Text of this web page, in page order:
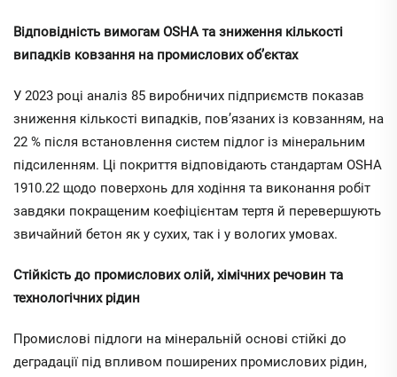
Відповідність вимогам OSHA та зниження кількості
випадків ковзання на промислових об’єктах
У 2023 році аналіз 85 виробничих підприємств показав
зниження кількості випадків, пов’язаних із ковзанням, на
22 % після встановлення систем підлог із мінеральним
підсиленням. Ці покриття відповідають стандартам OSHA
1910.22 щодо поверхонь для ходіння та виконання робіт
завдяки покращеним коефіцієнтам тертя й перевершують
звичайний бетон як у сухих, так і у вологих умовах.
Стійкість до промислових олій, хімічних речовин та
технологічних рідин
Промислові підлоги на мінеральній основі стійкі до
деградації під впливом поширених промислових рідин,